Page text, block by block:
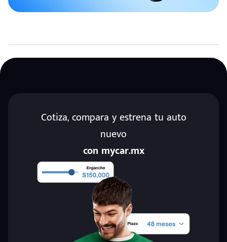
Cotiza, compara y estrena tu auto
nuevo
con mycar.mx